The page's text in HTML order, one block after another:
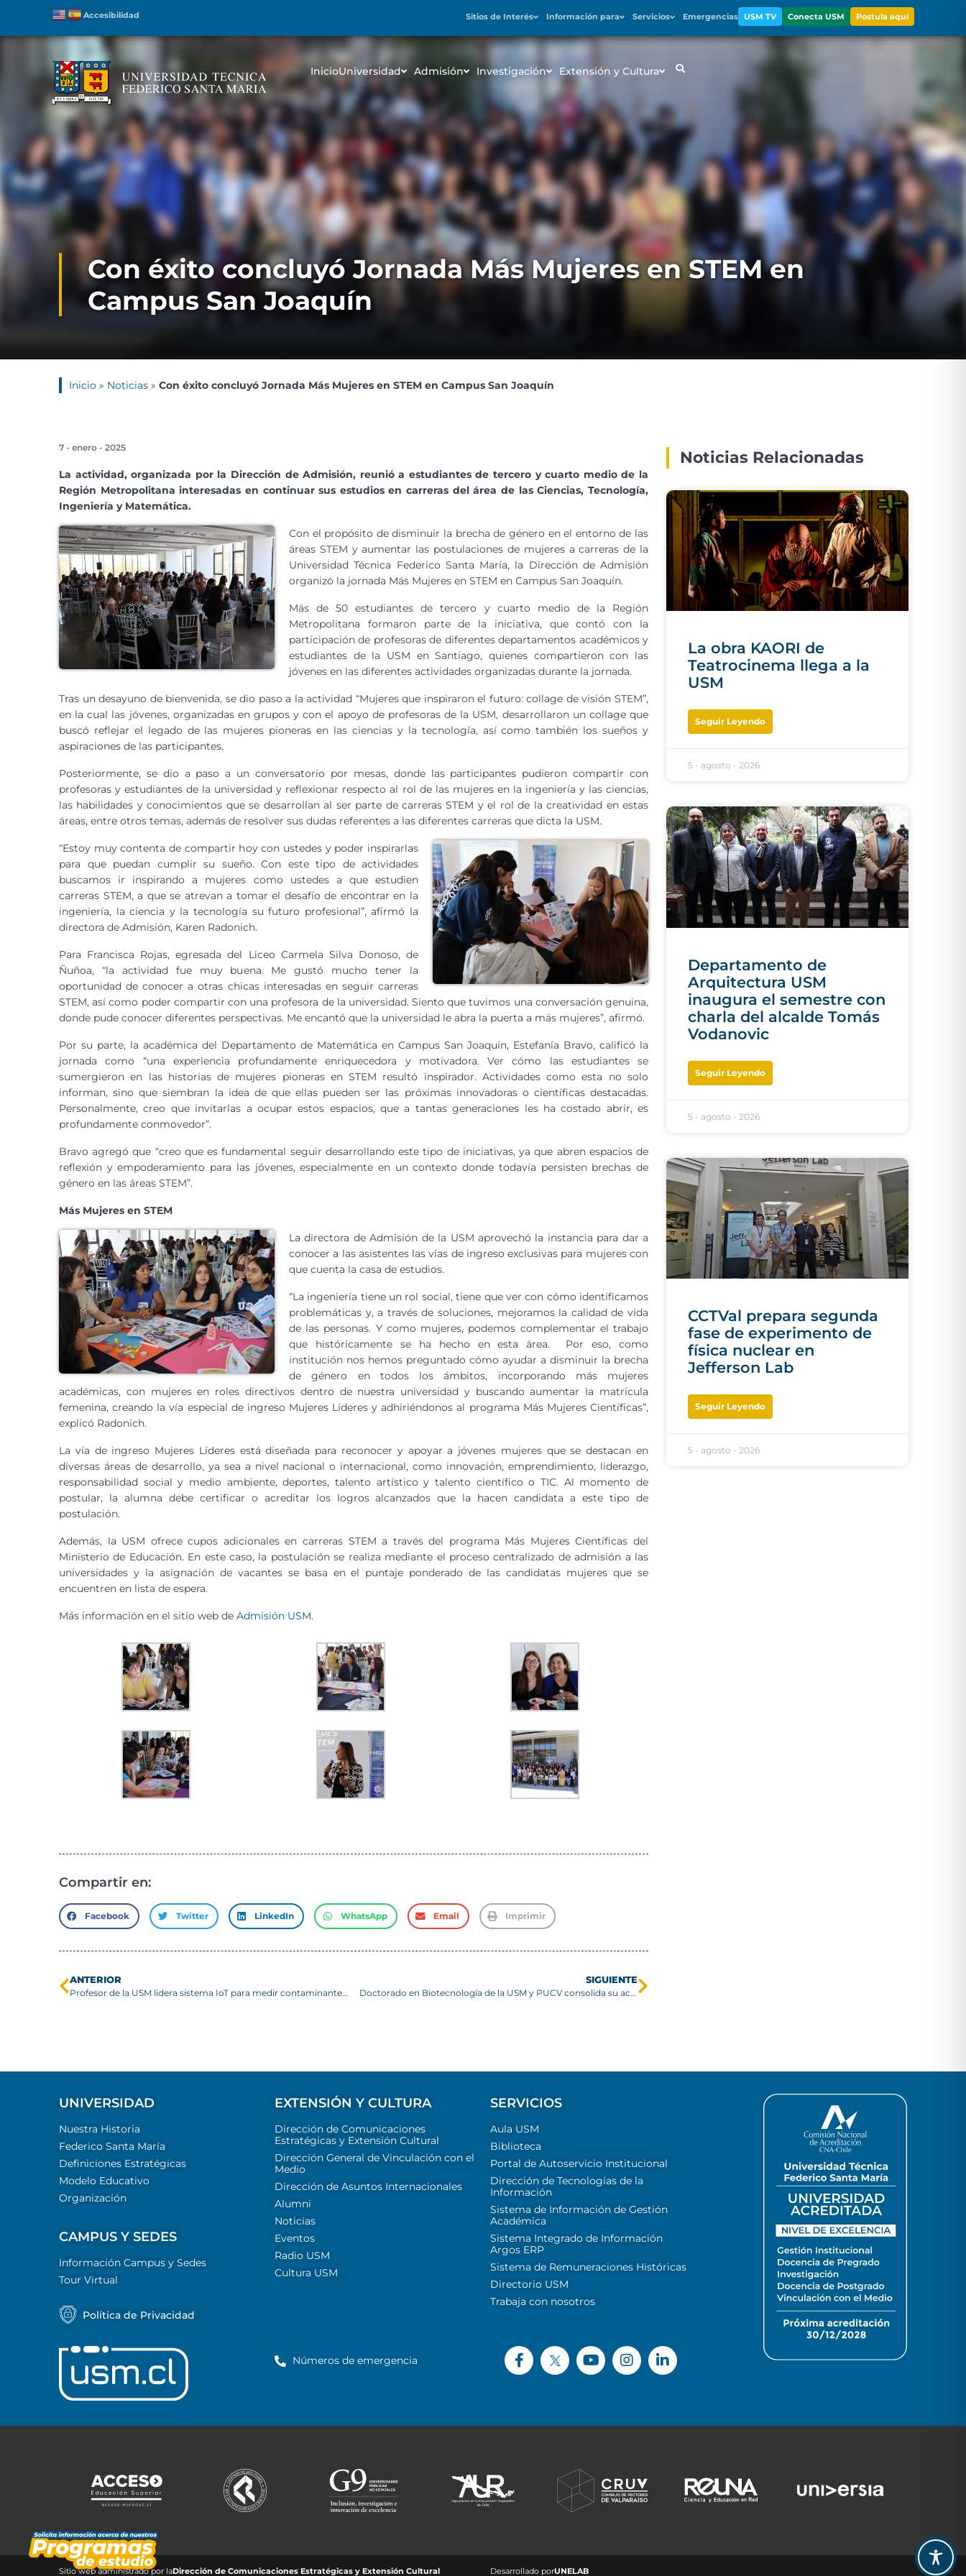
Accesibilidad Sitios de Interés Información para Servicios Emergencias USM TV Conecta USM Postula aquí
InicioUniversidad Admisión Investigación Extensión y Cultura
Con éxito concluyó Jornada Más Mujeres en STEM en
Campus San Joaquín
Inicio » Noticias » Con éxito concluyó Jornada Más Mujeres en STEM en Campus San Joaquín
7 - enero - 2025
La actividad, organizada por la Dirección de Admisión, reunió a estudiantes de tercero y cuarto medio de la
Región Metropolitana interesadas en continuar sus estudios en carreras del área de las Ciencias, Tecnología,
Ingeniería y Matemática.
Con el propósito de disminuir la brecha de género en el entorno de las
áreas STEM y aumentar las postulaciones de mujeres a carreras de la
Universidad Técnica Federico Santa María, la Dirección de Admisión
organizó la jornada Más Mujeres en STEM en Campus San Joaquín.
Más de 50 estudiantes de tercero y cuarto medio de la Región
Metropolitana formaron parte de la iniciativa, que contó con la
participación de profesoras de diferentes departamentos académicos y
estudiantes de la USM en Santiago, quienes compartieron con las
jóvenes en las diferentes actividades organizadas durante la jornada.
Tras un desayuno de bienvenida, se dio paso a la actividad “Mujeres que inspiraron el futuro: collage de visión STEM”,
en la cual las jóvenes, organizadas en grupos y con el apoyo de profesoras de la USM, desarrollaron un collage que
buscó reflejar el legado de las mujeres pioneras en las ciencias y la tecnología, así como también los sueños y
aspiraciones de las participantes.
Posteriormente, se dio a paso a un conversatorio por mesas, donde las participantes pudieron compartir con
profesoras y estudiantes de la universidad y reflexionar respecto al rol de las mujeres en la ingeniería y las ciencias,
las habilidades y conocimientos que se desarrollan al ser parte de carreras STEM y el rol de la creatividad en estas
áreas, entre otros temas, además de resolver sus dudas referentes a las diferentes carreras que dicta la USM.
“Estoy muy contenta de compartir hoy con ustedes y poder inspirarlas
para que puedan cumplir su sueño. Con este tipo de actividades
buscamos ir inspirando a mujeres como ustedes a que estudien
carreras STEM, a que se atrevan a tomar el desafío de encontrar en la
ingeniería, la ciencia y la tecnología su futuro profesional”, afirmó la
directora de Admisión, Karen Radonich.
Para Francisca Rojas, egresada del Liceo Carmela Silva Donoso, de
Ñuñoa, “la actividad fue muy buena. Me gustó mucho tener la
oportunidad de conocer a otras chicas interesadas en seguir carreras
STEM, así como poder compartir con una profesora de la universidad. Siento que tuvimos una conversación genuina,
donde pude conocer diferentes perspectivas. Me encantó que la universidad le abra la puerta a más mujeres”, afirmó.
Por su parte, la académica del Departamento de Matemática en Campus San Joaquín, Estefanía Bravo, calificó la
jornada como “una experiencia profundamente enriquecedora y motivadora. Ver cómo las estudiantes se
sumergieron en las historias de mujeres pioneras en STEM resultó inspirador. Actividades como esta no solo
informan, sino que siembran la idea de que ellas pueden ser las próximas innovadoras o científicas destacadas.
Personalmente, creo que invitarlas a ocupar estos espacios, que a tantas generaciones les ha costado abrir, es
profundamente conmovedor”.
Bravo agregó que “creo que es fundamental seguir desarrollando este tipo de iniciativas, ya que abren espacios de
reflexión y empoderamiento para las jóvenes, especialmente en un contexto donde todavía persisten brechas de
género en las áreas STEM”.
Más Mujeres en STEM
La directora de Admisión de la USM aprovechó la instancia para dar a
conocer a las asistentes las vías de ingreso exclusivas para mujeres con
que cuenta la casa de estudios.
“La ingeniería tiene un rol social, tiene que ver con cómo identificamos
problemáticas y, a través de soluciones, mejoramos la calidad de vida
de las personas. Y como mujeres, podemos complementar el trabajo
que históricamente se ha hecho en esta área. Por eso, como
institución nos hemos preguntado cómo ayudar a disminuir la brecha
de género en todos los ámbitos, incorporando más mujeres
académicas, con mujeres en roles directivos dentro de nuestra universidad y buscando aumentar la matrícula
femenina, creando la vía especial de ingreso Mujeres Líderes y adhiriéndonos al programa Más Mujeres Científicas”,
explicó Radonich.
La vía de ingreso Mujeres Líderes está diseñada para reconocer y apoyar a jóvenes mujeres que se destacan en
diversas áreas de desarrollo, ya sea a nivel nacional o internacional, como innovación, emprendimiento, liderazgo,
responsabilidad social y medio ambiente, deportes, talento artístico y talento científico o TIC. Al momento de
postular, la alumna debe certificar o acreditar los logros alcanzados que la hacen candidata a este tipo de
postulación.
Además, la USM ofrece cupos adicionales en carreras STEM a través del programa Más Mujeres Científicas del
Ministerio de Educación. En este caso, la postulación se realiza mediante el proceso centralizado de admisión a las
universidades y la asignación de vacantes se basa en el puntaje ponderado de las candidatas mujeres que se
encuentren en lista de espera.
Más información en el sitio web de Admisión USM.
Compartir en:
Facebook Twitter LinkedIn WhatsApp Email Imprimir
ANTERIOR
Profesor de la USM lidera sistema IoT para medir contaminantes laborales
SIGUIENTE
Doctorado en Biotecnología de la USM y PUCV consolida su acreditación por 6 años
Noticias Relacionadas
La obra KAORI de
Teatrocinema llega a la
USM
Seguir Leyendo
5 - agosto - 2026
Departamento de
Arquitectura USM
inaugura el semestre con
charla del alcalde Tomás
Vodanovic
Seguir Leyendo
5 - agosto - 2026
CCTVal prepara segunda
fase de experimento de
física nuclear en
Jefferson Lab
Seguir Leyendo
5 - agosto - 2026
UNIVERSIDAD
Nuestra Historia
Federico Santa María
Definiciones Estratégicas
Modelo Educativo
Organización
CAMPUS Y SEDES
Información Campus y Sedes
Tour Virtual
Política de Privacidad
EXTENSIÓN Y CULTURA
Dirección de Comunicaciones
Estratégicas y Extensión Cultural
Dirección General de Vinculación con el
Medio
Dirección de Asuntos Internacionales
Alumni
Noticias
Eventos
Radio USM
Cultura USM
SERVICIOS
Aula USM
Biblioteca
Portal de Autoservicio Institucional
Dirección de Tecnologías de la
Información
Sistema de Información de Gestión
Académica
Sistema Integrado de Información
Argos ERP
Sistema de Remuneraciones Históricas
Directorio USM
Trabaja con nosotros
Números de emergencia
Sitio web administrado por laDirección de Comunicaciones Estratégicas y Extensión Cultural Desarrollado porUNELAB